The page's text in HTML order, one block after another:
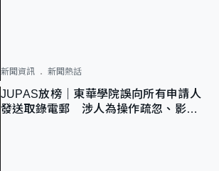
新聞資訊 新聞熱話
JUPAS放榜｜東華學院誤向所有申請人
發送取錄電郵 涉人為操作疏忽、影響